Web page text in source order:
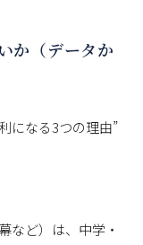
か（データか
になる3つの理由”
など）は、中学・